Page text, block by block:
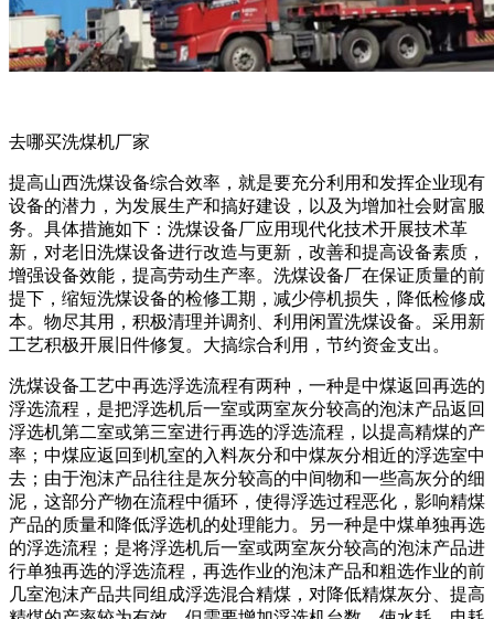
去哪买洗煤机厂家
提高山西洗煤设备综合效率，就是要充分利用和发挥企业现有
设备的潜力，为发展生产和搞好建设，以及为增加社会财富服
务。具体措施如下：洗煤设备厂应用现代化技术开展技术革
新，对老旧洗煤设备进行改造与更新，改善和提高设备素质，
增强设备效能，提高劳动生产率。洗煤设备厂在保证质量的前
提下，缩短洗煤设备的检修工期，减少停机损失，降低检修成
本。物尽其用，积极清理并调剂、利用闲置洗煤设备。采用新
工艺积极开展旧件修复。大搞综合利用，节约资金支出。
洗煤设备工艺中再选浮选流程有两种，一种是中煤返回再选的
浮选流程，是把浮选机后一室或两室灰分较高的泡沫产品返回
浮选机第二室或第三室进行再选的浮选流程，以提高精煤的产
率；中煤应返回到机室的入料灰分和中煤灰分相近的浮选室中
去；由于泡沫产品往往是灰分较高的中间物和一些高灰分的细
泥，这部分产物在流程中循环，使得浮选过程恶化，影响精煤
产品的质量和降低浮选机的处理能力。另一种是中煤单独再选
的浮选流程；是将浮选机后一室或两室灰分较高的泡沫产品进
行单独再选的浮选流程，再选作业的泡沫产品和粗选作业的前
几室泡沫产品共同组成浮选混合精煤，对降低精煤灰分、提高